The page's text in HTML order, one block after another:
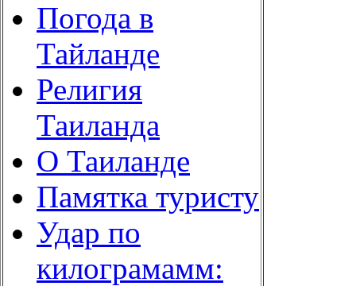
Погода в
Тайланде
Религия
Таиланда
О Таиланде
Памятка туристу
Удар по
килограмамм: